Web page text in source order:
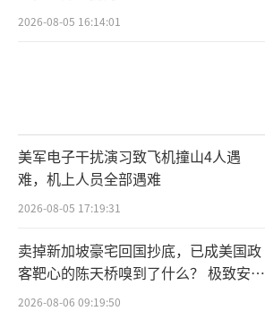
2026-08-05 16:14:01
美军电子干扰演习致飞机撞山4人遇
难，机上人员全部遇难
2026-08-05 17:19:31
卖掉新加坡豪宅回国抄底，已成美国政
客靶心的陈天桥嗅到了什么？ 极致安全
的追寻
2026-08-06 09:19:50